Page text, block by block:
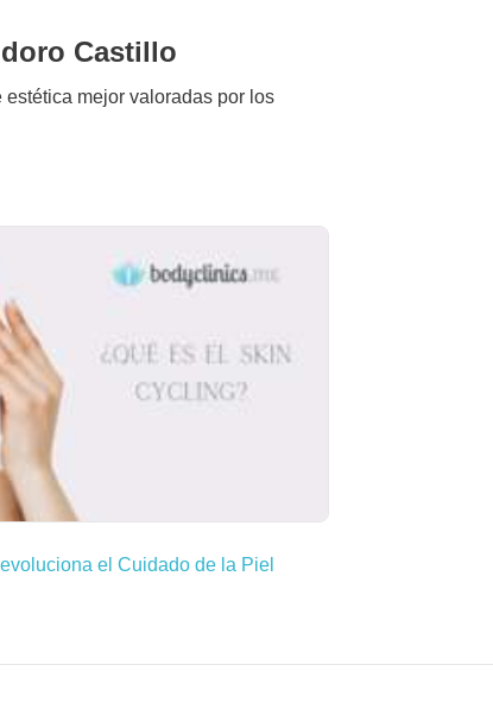
Castillo
mejor valoradas por los
el Cuidado de la Piel